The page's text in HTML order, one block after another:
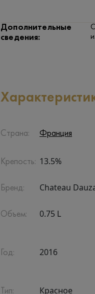
Дополнительные
сведения:
Страна: Франция
Крепость: 13.5%
Бренд: Chateau
Объем: 0.75 L
Год: 2016
Тип: Красное